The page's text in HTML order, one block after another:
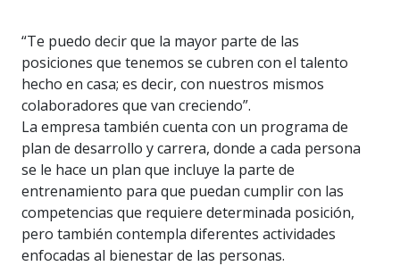
“Te puedo decir que la mayor parte de las
posiciones que tenemos se cubren con el talento
hecho en casa; es decir, con nuestros mismos
colaboradores que van creciendo”.
La empresa también cuenta con un programa de
plan de desarrollo y carrera, donde a cada persona
se le hace un plan que incluye la parte de
entrenamiento para que puedan cumplir con las
competencias que requiere determinada posición,
pero también contempla diferentes actividades
enfocadas al bienestar de las personas.